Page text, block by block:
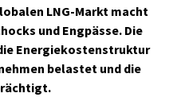
LNG-Markt macht
und Engpässe. Die
Energiekostenstruktur
belastet und die